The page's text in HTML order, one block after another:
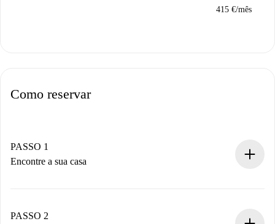
415 €/mês
Como reservar
PASSO 1
Encontre a sua casa
Você tem todas as informações necessárias
PASSO 2